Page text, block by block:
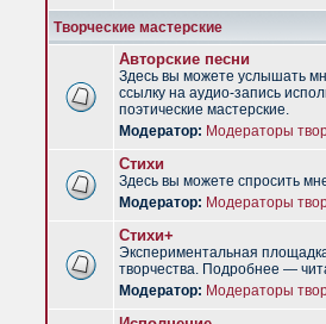
Творческие мастерские
Авторские песни
Здесь вы можете услышать
ссылку на аудио-запись
поэтические мастерские.
Модератор: Модераторы
Стихи
Здесь вы можете спросить
Модератор: Модераторы
Стихи+
Экспериментальная
творчества. Подробнее —
Модератор: Модераторы